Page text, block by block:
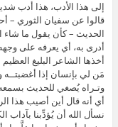
إلى هذا الأدب، هذا أدب
قالوا عن سفيان الثوري –
الحديث – كأن يقول ما شاء
أدرى به، أي يعرفه على
أخذها الشاعر البليغ
مَن لي بإنسان إذا
وتـراه يُصغي للحديث بسمعه
أي أنه قال أين أصيب هذا
نسأل الله أن يُؤدِّبنا بآداب